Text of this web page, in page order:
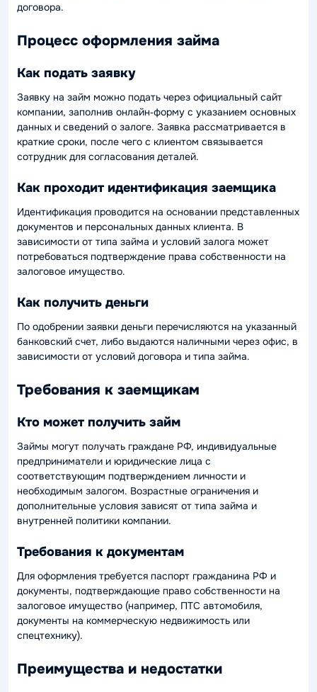
договора.
Процесс оформления займа
Как подать заявку
Заявку на займ можно подать через официальный сайт
компании, заполнив онлайн‑форму с указанием основных
данных и сведений о залоге. Заявка рассматривается в
краткие сроки, после чего с клиентом связывается
сотрудник для согласования деталей.
Как проходит идентификация заемщика
Идентификация проводится на основании представленных
документов и персональных данных клиента. В
зависимости от типа займа и условий залога может
потребоваться подтверждение права собственности на
залоговое имущество.
Как получить деньги
По одобрении заявки деньги перечисляются на указанный
банковский счет, либо выдаются наличными через офис, в
зависимости от условий договора и типа займа.
Требования к заемщикам
Кто может получить займ
Займы могут получать граждане РФ, индивидуальные
предприниматели и юридические лица с
соответствующим подтверждением личности и
необходимым залогом. Возрастные ограничения и
дополнительные условия зависят от типа займа и
внутренней политики компании.
Требования к документам
Для оформления требуется паспорт гражданина РФ и
документы, подтверждающие право собственности на
залоговое имущество (например, ПТС автомобиля,
документы на коммерческую недвижимость или
спецтехнику).
Преимущества и недостатки